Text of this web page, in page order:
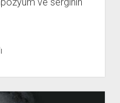
ve serginin